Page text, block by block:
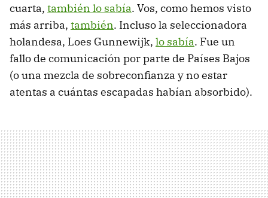
cuarta, también lo sabía. Vos, como hemos visto
más arriba, también. Incluso la seleccionadora
holandesa, Loes Gunnewijk, lo sabía. Fue un
fallo de comunicación por parte de Países Bajos
(o una mezcla de sobreconfianza y no estar
atentas a cuántas escapadas habían absorbido).